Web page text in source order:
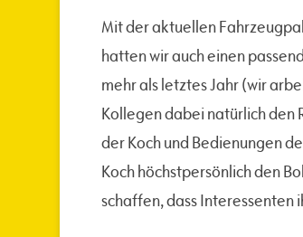
Mit der aktuellen
hatten wir auch einen
mehr als letztes Jahr (wir
Kollegen dabei natürlich den
der Koch und Bedienungen
Koch höchstpersönlich den
schaffen, dass Interessenten